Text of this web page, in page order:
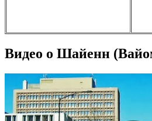
Видео о Шайенн